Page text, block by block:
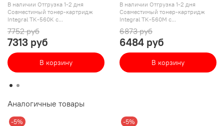
В наличии Отгрузка 1-2 дня
Совместимый тонер-картридж
Integral TK-560K с...
7752 руб
7313 руб
В корзину
В наличии Отгрузка 1-2 дня
Совместимый тонер-картридж
Integral TK-560M с...
6873 руб
6484 руб
В корзину
Аналогичные товары
-5% -5%